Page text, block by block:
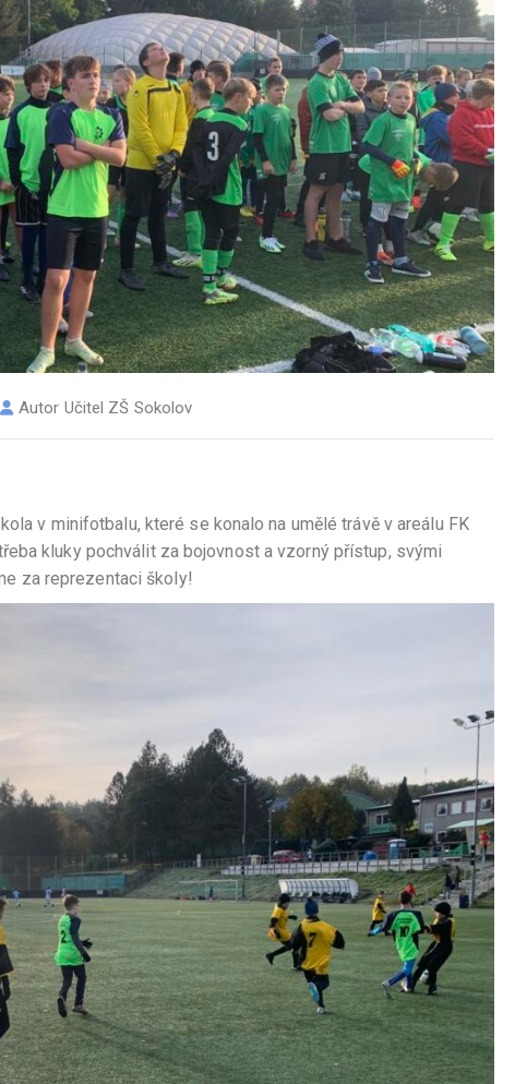
Autor Učitel ZŠ Sokolov
v minifotbalu, které se konalo na umělé trávě v areálu FK
kluky pochválit za bojovnost a vzorný přístup, svými
za reprezentaci školy!